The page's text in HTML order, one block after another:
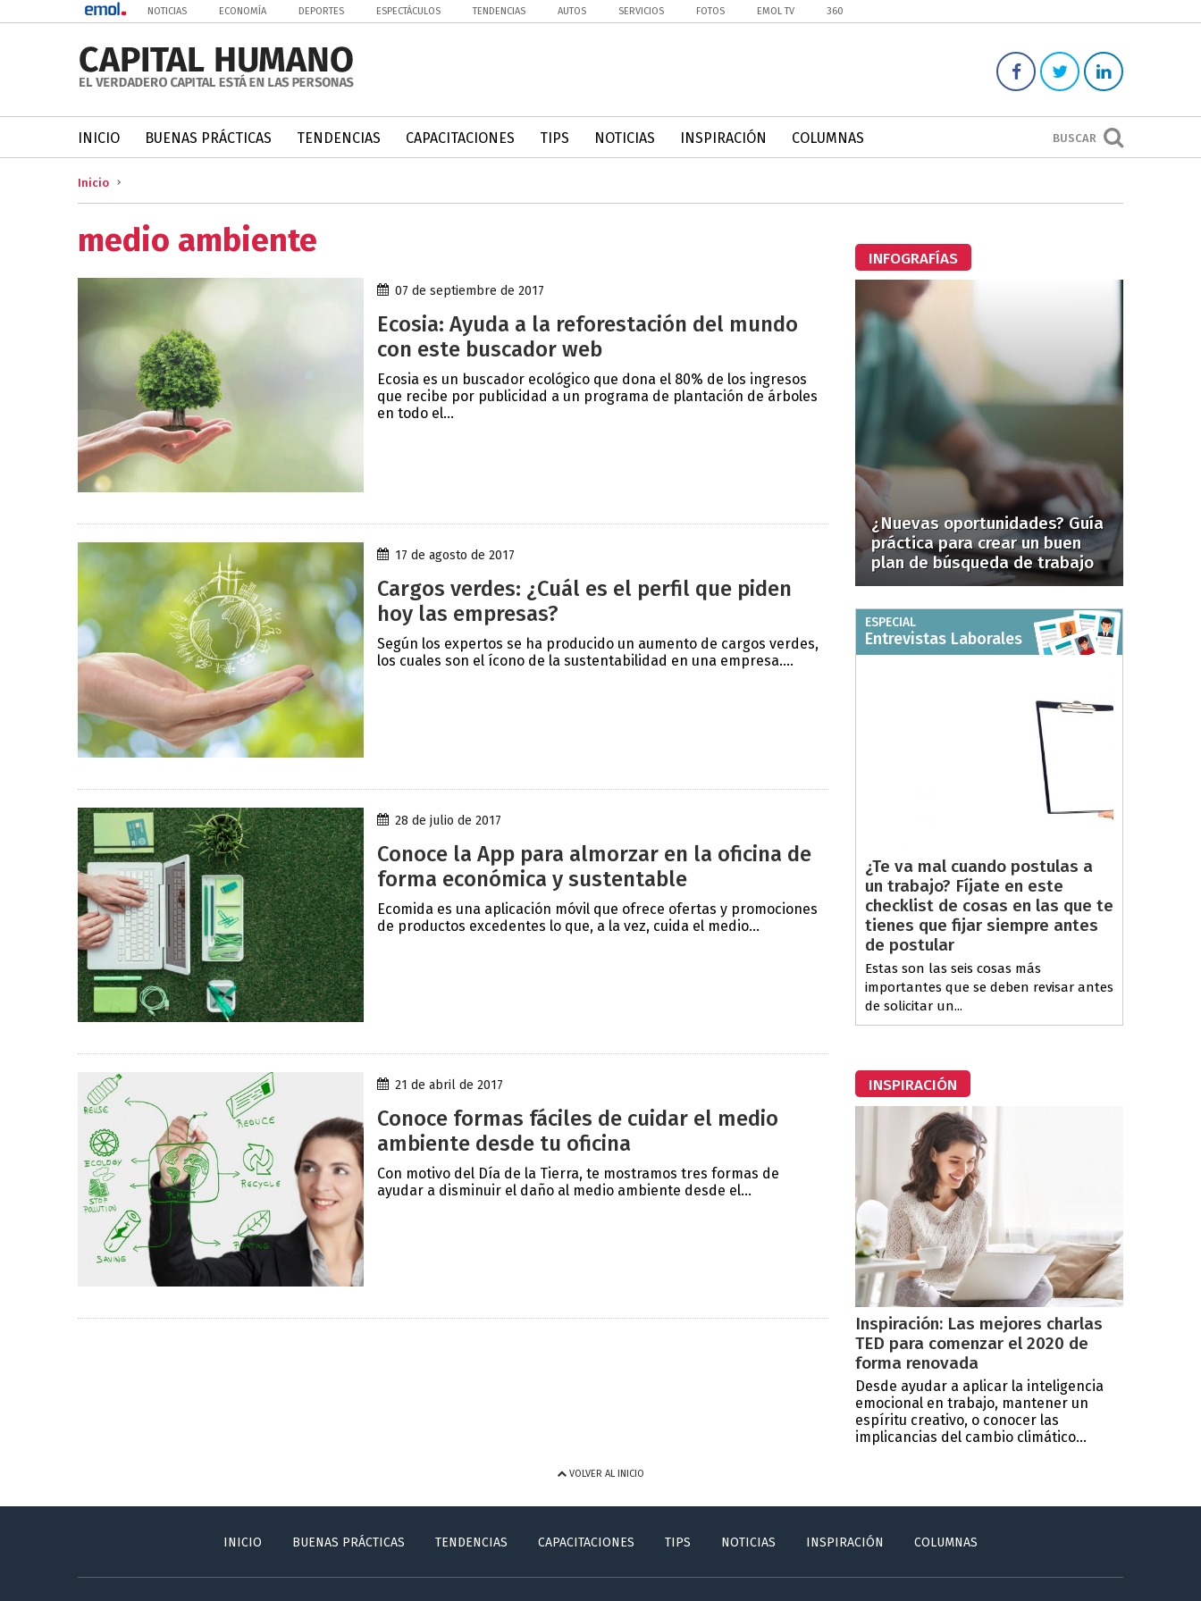
NOTICIAS ECONOMÍA DEPORTES ESPECTÁCULOS TENDENCIAS AUTOS SERVICIOS FOTOS EMOL TV 360
BUSCAR
INICIO BUENAS PRÁCTICAS TENDENCIAS CAPACITACIONES TIPS NOTICIAS INSPIRACIÓN COLUMNAS
Inicio
medio ambiente
07 de septiembre de 2017
Ecosia: Ayuda a la reforestación del mundo
con este buscador web
Ecosia es un buscador ecológico que dona el 80% de los ingresos
que recibe por publicidad a un programa de plantación de árboles
en todo el...
17 de agosto de 2017
Cargos verdes: ¿Cuál es el perfil que piden
hoy las empresas?
Según los expertos se ha producido un aumento de cargos verdes,
los cuales son el ícono de la sustentabilidad en una empresa....
28 de julio de 2017
Conoce la App para almorzar en la oficina de
forma económica y sustentable
Ecomida es una aplicación móvil que ofrece ofertas y promociones
de productos excedentes lo que, a la vez, cuida el medio...
21 de abril de 2017
Conoce formas fáciles de cuidar el medio
ambiente desde tu oficina
Con motivo del Día de la Tierra, te mostramos tres formas de
ayudar a disminuir el daño al medio ambiente desde el...
INFOGRAFÍAS
¿Nuevas oportunidades? Guía
práctica para crear un buen
plan de búsqueda de trabajo
ESPECIAL
Entrevistas Laborales
¿Te va mal cuando postulas a
un trabajo? Fíjate en este
checklist de cosas en las que te
tienes que fijar siempre antes
de postular
Estas son las seis cosas más
importantes que se deben revisar antes
de solicitar un...
INSPIRACIÓN
Inspiración: Las mejores charlas
TED para comenzar el 2020 de
forma renovada
Desde ayudar a aplicar la inteligencia
emocional en trabajo, mantener un
espíritu creativo, o conocer las
implicancias del cambio climático...
VOLVER AL INICIO
INICIO BUENAS PRÁCTICAS TENDENCIAS CAPACITACIONES TIPS NOTICIAS INSPIRACIÓN COLUMNAS